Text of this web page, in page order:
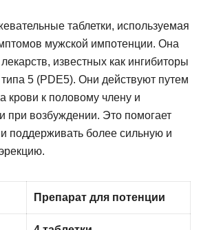
€20.00
–
€160.00
таблетки, используемая
мужской импотенции. Она
известных как ингибиторы
5 (PDE5). Они действуют путем
крови к половому члену и
при возбуждении. Это помогает
поддерживать более сильную и
Препарат для потенции